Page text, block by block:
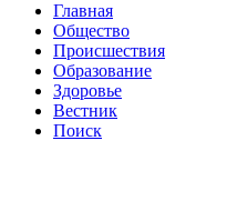
Главная
Общество
Происшествия
Образование
Здоровье
Вестник
Поиск